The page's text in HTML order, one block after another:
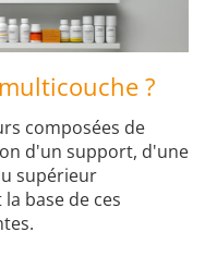
?
composées de
d'un support, d'une
supérieur
base de ces